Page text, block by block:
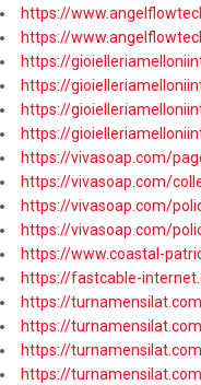
https://
https://
https://
https://
https://
https://
https://vivasoap.com/
https://vivasoap.com/
https://vivasoap.com/
https://vivasoap.com/
https://www.coastal-
https://fastcable-
https://
https://
https://
https://